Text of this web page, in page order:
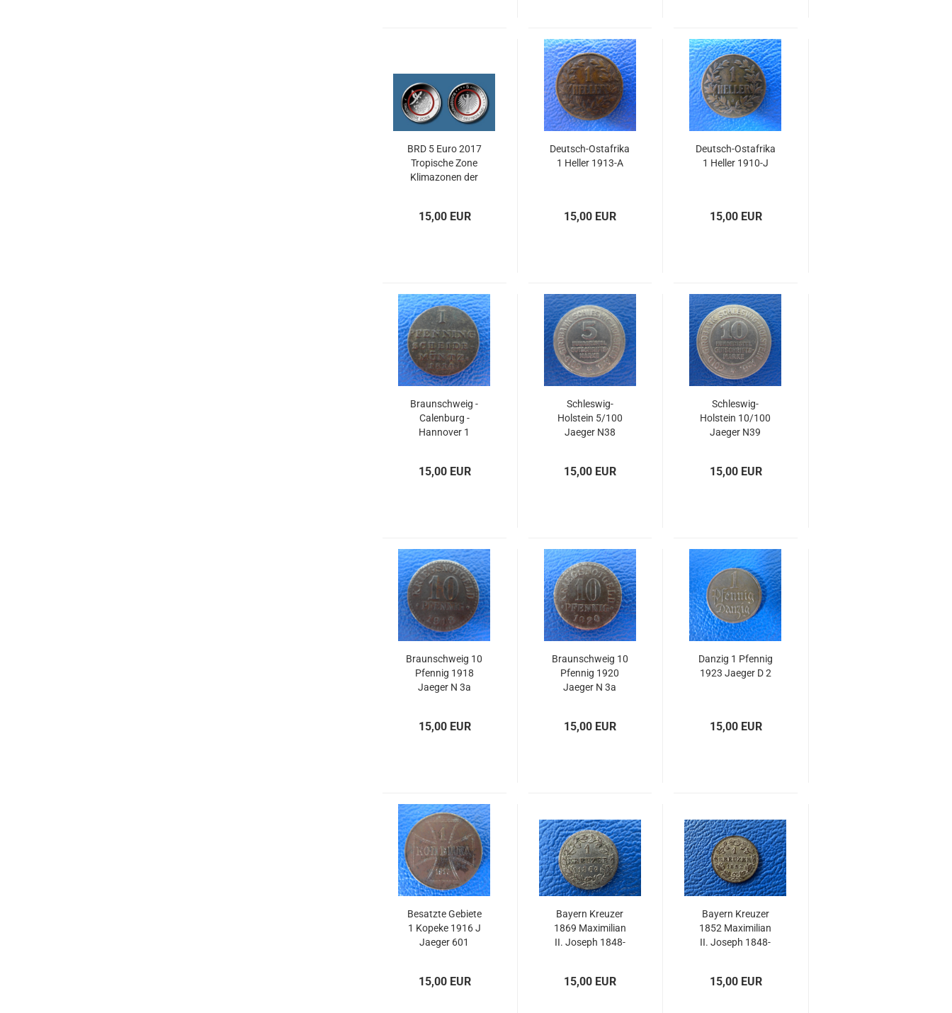
BRD 5 Euro 2017
Tropische Zone
Klimazonen der
15,00 EUR
Deutsch-Ostafrika
1 Heller 1913-A
15,00 EUR
Deutsch-Ostafrika
1 Heller 1910-J
15,00 EUR
Braunschweig -
Calenburg -
Hannover 1
15,00 EUR
Schleswig-
Holstein 5/100
Jaeger N38
15,00 EUR
Schleswig-
Holstein 10/100
Jaeger N39
15,00 EUR
Braunschweig 10
Pfennig 1918
Jaeger N 3a
15,00 EUR
Braunschweig 10
Pfennig 1920
Jaeger N 3a
15,00 EUR
Danzig 1 Pfennig
1923 Jaeger D 2
15,00 EUR
Besatzte Gebiete
1 Kopeke 1916 J
Jaeger 601
15,00 EUR
Bayern Kreuzer
1869 Maximilian
II. Joseph 1848-
15,00 EUR
Bayern Kreuzer
1852 Maximilian
II. Joseph 1848-
15,00 EUR